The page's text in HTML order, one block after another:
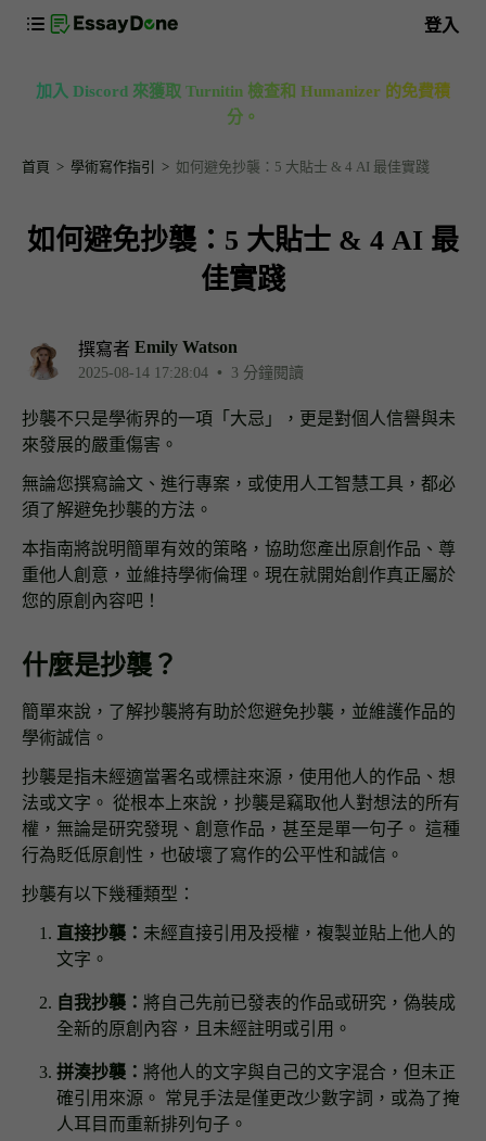
登入
加入 Discord 來獲取 Turnitin 檢查和 Humanizer 的免費積
分。
首頁 學術寫作指引 如何避免抄襲：5 大貼士 & 4 AI 最佳實踐
如何避免抄襲：5 大貼士 & 4 AI 最
佳實踐
撰寫者 Emily Watson
2025-08-14 17:28:04 • 3 分鐘閱讀
抄襲不只是學術界的一項「大忌」，更是對個人信譽與未
來發展的嚴重傷害。
無論您撰寫論文、進行專案，或使用人工智慧工具，都必
須了解避免抄襲的方法。
本指南將說明簡單有效的策略，協助您產出原創作品、尊
重他人創意，並維持學術倫理。現在就開始創作真正屬於
您的原創內容吧！
什麼是抄襲？
簡單來說，了解抄襲將有助於您避免抄襲，並維護作品的
學術誠信。
抄襲是指未經適當署名或標註來源，使用他人的作品、想
法或文字。 從根本上來說，抄襲是竊取他人對想法的所有
權，無論是研究發現、創意作品，甚至是單一句子。 這種
行為貶低原創性，也破壞了寫作的公平性和誠信。
抄襲有以下幾種類型：
直接抄襲： 未經直接引用及授權，複製並貼上他人的
文字。
自我抄襲： 將自己先前已發表的作品或研究，偽裝成
全新的原創內容，且未經註明或引用。
拼湊抄襲： 將他人的文字與自己的文字混合，但未正
確引用來源。 常見手法是僅更改少數字詞，或為了掩
人耳目而重新排列句子。